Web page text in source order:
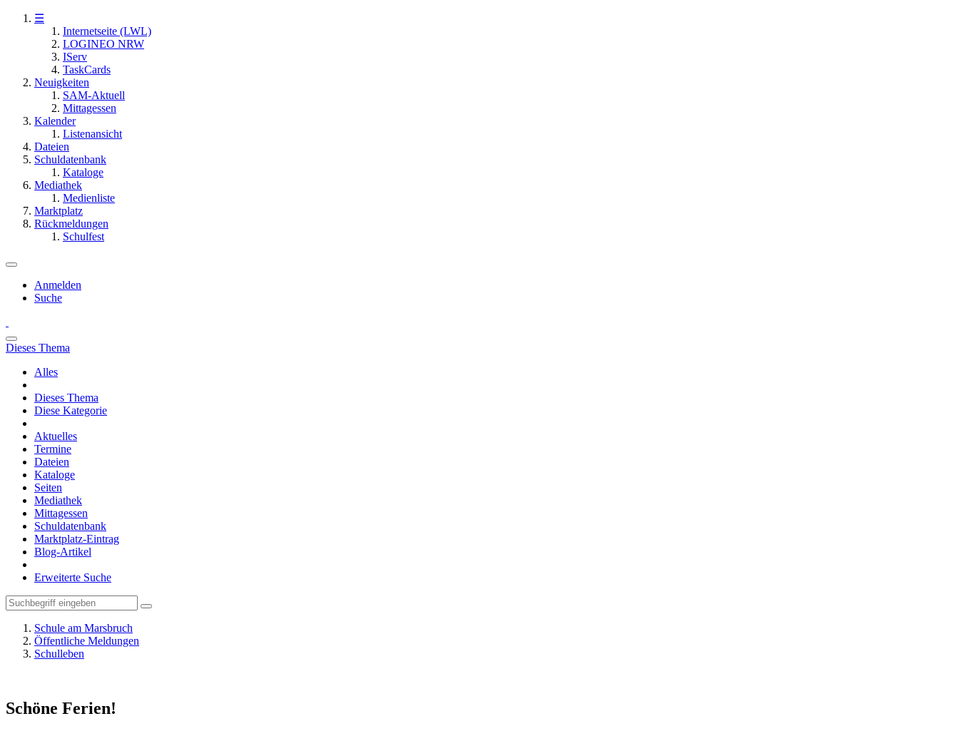
☰
Internetseite (LWL)
LOGINEO NRW
IServ
TaskCards
Neuigkeiten
SAM-Aktuell
Mittagessen
Kalender
Listenansicht
Dateien
Schuldatenbank
Kataloge
Mediathek
Medienliste
Marktplatz
Rückmeldungen
Schulfest
Anmelden
Suche
Dieses Thema
Alles
Dieses Thema
Diese Kategorie
Aktuelles
Termine
Dateien
Kataloge
Seiten
Mediathek
Mittagessen
Schuldatenbank
Marktplatz-Eintrag
Blog-Artikel
Erweiterte Suche
Schule am Marsbruch
Öffentliche Meldungen
Schulleben
Schöne Ferien!